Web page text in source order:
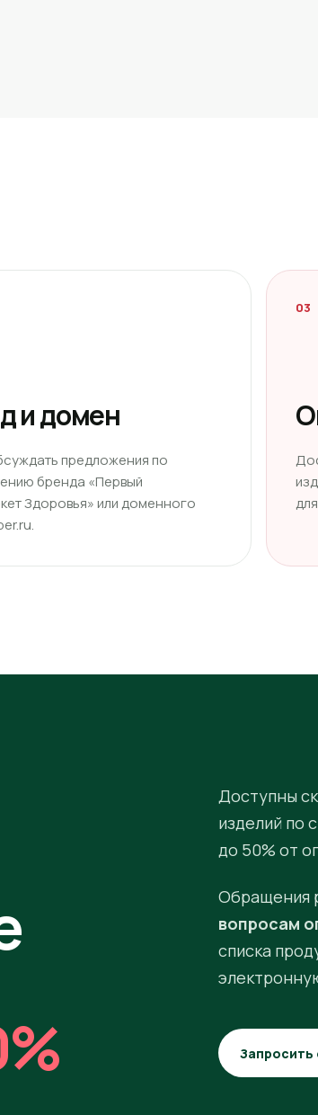
и домен
предложения по
бренда «Первый
Здоровья» или доменного
03
Доступны
изделий по
до 50% от
Обращения
вопросам
списка